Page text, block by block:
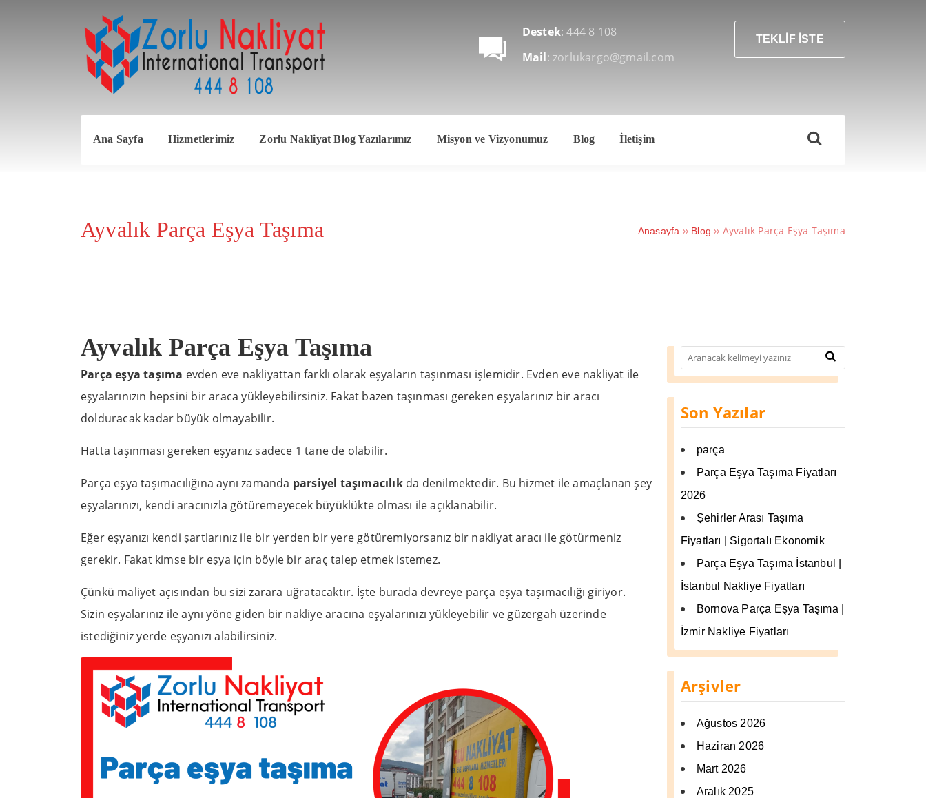
Destek: 444 8 108
Mail: zorlukargo@gmail.com
TEKLİF İSTE
Ana Sayfa Hizmetlerimiz Zorlu Nakliyat Blog Yazılarımız Misyon ve Vizyonumuz Blog İletişim
Ayvalık Parça Eşya Taşıma Anasayfa ›› Blog ›› Ayvalık Parça Eşya Taşıma
Ayvalık Parça Eşya Taşıma
Parça eşya taşıma evden eve nakliyattan farklı olarak eşyaların taşınması işlemidir. Evden eve nakliyat ile
eşyalarınızın hepsini bir araca yükleyebilirsiniz. Fakat bazen taşınması gereken eşyalarınız bir aracı
dolduracak kadar büyük olmayabilir.
Hatta taşınması gereken eşyanız sadece 1 tane de olabilir.
Parça eşya taşımacılığına aynı zamanda parsiyel taşımacılık da denilmektedir. Bu hizmet ile amaçlanan şey
eşyalarınızı, kendi aracınızla götüremeyecek büyüklükte olması ile açıklanabilir.
Eğer eşyanızı kendi şartlarınız ile bir yerden bir yere götüremiyorsanız bir nakliyat aracı ile götürmeniz
gerekir. Fakat kimse bir eşya için böyle bir araç talep etmek istemez.
Çünkü maliyet açısından bu sizi zarara uğratacaktır. İşte burada devreye parça eşya taşımacılığı giriyor.
Sizin eşyalarınız ile aynı yöne giden bir nakliye aracına eşyalarınızı yükleyebilir ve güzergah üzerinde
istediğiniz yerde eşyanızı alabilirsiniz.
Son Yazılar
parça
Parça Eşya Taşıma Fiyatları
2026
Şehirler Arası Taşıma
Fiyatları | Sigortalı Ekonomik
Parça Eşya Taşıma İstanbul |
İstanbul Nakliye Fiyatları
Bornova Parça Eşya Taşıma |
İzmir Nakliye Fiyatları
Arşivler
Ağustos 2026
Haziran 2026
Mart 2026
Aralık 2025